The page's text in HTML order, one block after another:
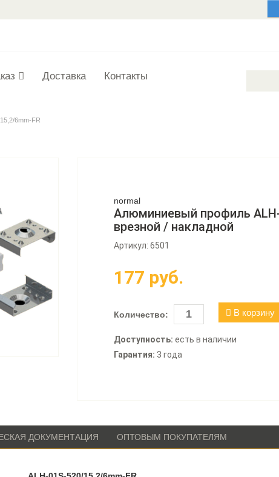
Доставка Контакты
6mm-FR
normal
Алюминиевый профиль
врезной / накладной
Артикул: 6501
177 руб.
Количество: В корзину
Доступность: есть в наличии
Гарантия: 3 года
ДОКУМЕНТАЦИЯ ОПТОВЫМ ПОКУПАТЕЛЯМ